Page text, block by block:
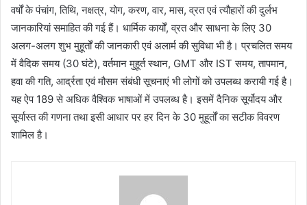
वर्षों के पंचांग, तिथि, नक्षत्र, योग, करण, वार, मास, व्रत एवं त्यौहारों की दुर्लभ
जानकारियां समाहित की गई हैं। धार्मिक कार्यों, व्रत और साधना के लिए 30
अलग-अलग शुभ मुहूर्तों की जानकारी एवं अलार्म की सुविधा भी है। प्रचलित समय
में वैदिक समय (30 घंटे), वर्तमान मुहूर्त स्थान, GMT और IST समय, तापमान,
हवा की गति, आर्द्रता एवं मौसम संबंधी सूचनाएं भी लोगों को उपलब्ध करायी गई है।
यह ऐप 189 से अधिक वैश्विक भाषाओं में उपलब्ध है। इसमें दैनिक सूर्योदय और
सूर्यास्त की गणना तथा इसी आधार पर हर दिन के 30 मुहूर्तों का सटीक विवरण
शामिल है।